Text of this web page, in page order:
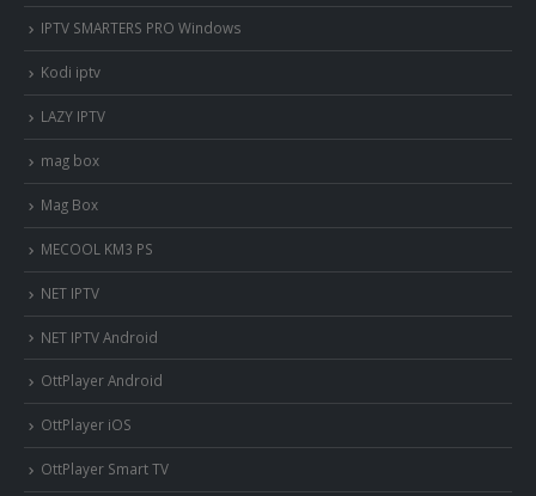
IPTV SMARTERS PRO Windows
Kodi iptv
LAZY IPTV
mag box
Mag Box
MECOOL KM3 PS
NET IPTV
NET IPTV Android
OttPlayer Android
OttPlayer iOS
OttPlayer Smart TV